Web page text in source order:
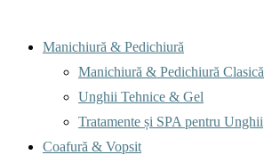
Menu
Manichiură & Pedichiură
Manichiură & Pedichiură Clasică
Unghii Tehnice & Gel
Tratamente și SPA pentru Unghii
Coafură & Vopsit